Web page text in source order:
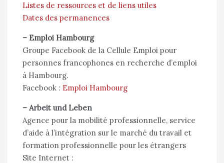
Listes de ressources et de liens utiles
Dates des permanences
– Emploi Hambourg
Groupe Facebook de la Cellule Emploi pour
personnes francophones en recherche d’emploi
à Hambourg.
Facebook : Emploi Hambourg
– Arbeit und Leben
Agence pour la mobilité professionnelle, service
d’aide à l’intégration sur le marché du travail et
formation professionnelle pour les étrangers
Site Internet :